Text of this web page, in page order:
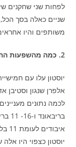
לפחות שני שחקנים
משותפים והיו אחראים על 95 מתוך 109 הנקודות
2. כמה מהשפעות ההרכב הגבוה של יוסטון.
יוסטון עלו עם
אלפרן שנגון וסטיבן
יוסטון כצפוי היו